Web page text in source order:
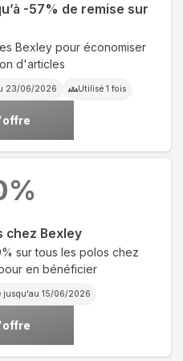
-57% de remise sur
Bexley pour économiser
d'articles
23/06/2026 Utilisé 1 fois
chez Bexley
sur tous les polos chez
en bénéficier
jusqu'au 15/06/2026
%